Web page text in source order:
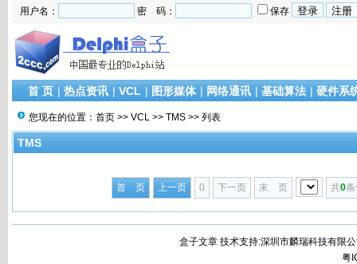
用户名： 密 码： 保存
首 页 | 热点资讯 | VCL | 图形媒体 | 网络通讯 | 基础算法 | 硬件系
您现在的位置： 首页 >> VCL >> TMS >> 列表
TMS
首 页 上一页 0 下一页 末 页 共0
盒子文章 技术支持:深圳市麟瑞科技有限
粤